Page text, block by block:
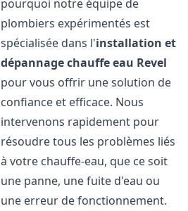
pourquoi notre équipe de
plombiers expérimentés est
spécialisée dans l'installation et
dépannage chauffe eau Revel
pour vous offrir une solution de
confiance et efficace. Nous
intervenons rapidement pour
résoudre tous les problèmes liés
à votre chauffe-eau, que ce soit
une panne, une fuite d'eau ou
une erreur de fonctionnement.